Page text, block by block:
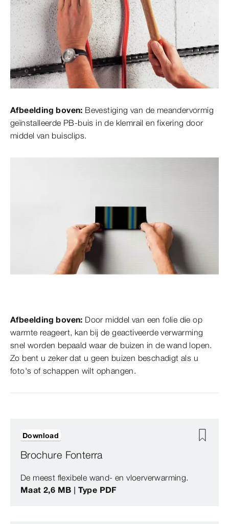
Afbeelding boven: Bevestiging van de meandervormig
geïnstalleerde PB-buis in de klemrail en fixering door
middel van buisclips.
Afbeelding boven: Door middel van een folie die op
warmte reageert, kan bij de geactiveerde verwarming
snel worden bepaald waar de buizen in de wand lopen.
Zo bent u zeker dat u geen buizen beschadigt als u
foto's of schappen wilt ophangen.
Brochure Fonterra
De meest flexibele wand- en vloerverwarming.
Maat 2,6 MB | Type PDF
Download